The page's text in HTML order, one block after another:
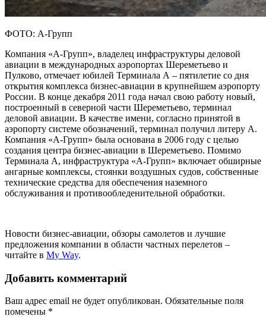
ФОТО: А-Групп
Компания «А-Групп», владелец инфраструктуры деловой
авиации в международных аэропортах Шереметьево и
Пулково, отмечает юбилей Терминала А – пятилетие со дня
открытия комплекса бизнес-авиации в крупнейшем аэропорту
России. В конце декабря 2011 года начал свою работу новый,
построенный в северной части Шереметьево, терминал
деловой авиации. В качестве имени, согласно принятой в
аэропорту системе обозначений, терминал получил литеру А.
Компания «А-Групп» была основана в 2006 году с целью
создания центра бизнес-авиации в Шереметьево. Помимо
Терминала А, инфраструктура «А-Групп» включает обширные
ангарные комплексы, стоянки воздушных судов, собственные
технические средства для обеспечения наземного
обслуживания и противообледенительной обработки.
Новости бизнес-авиации, обзоры самолетов и лучшие
предложения компании в области частных перелетов –
читайте в My Way.
Добавить комментарий
Ваш адрес email не будет опубликован. Обязательные поля
помечены *